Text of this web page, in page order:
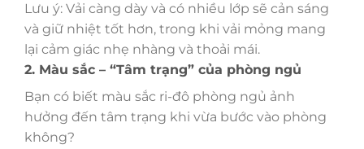
Lưu ý: Vải càng dày và có nhiều lớp sẽ cản sáng
và giữ nhiệt tốt hơn, trong khi vải mỏng mang
lại cảm giác nhẹ nhàng và thoải mái.
2. Màu sắc – “Tâm trạng” của phòng ngủ
Bạn có biết màu sắc ri-đô phòng ngủ ảnh
hưởng đến tâm trạng khi vừa bước vào phòng
không?